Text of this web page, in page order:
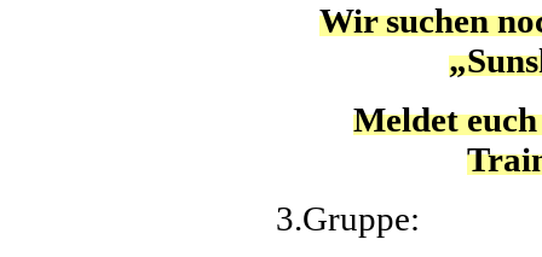
Wir suchen
Meldet
3.Gruppe: